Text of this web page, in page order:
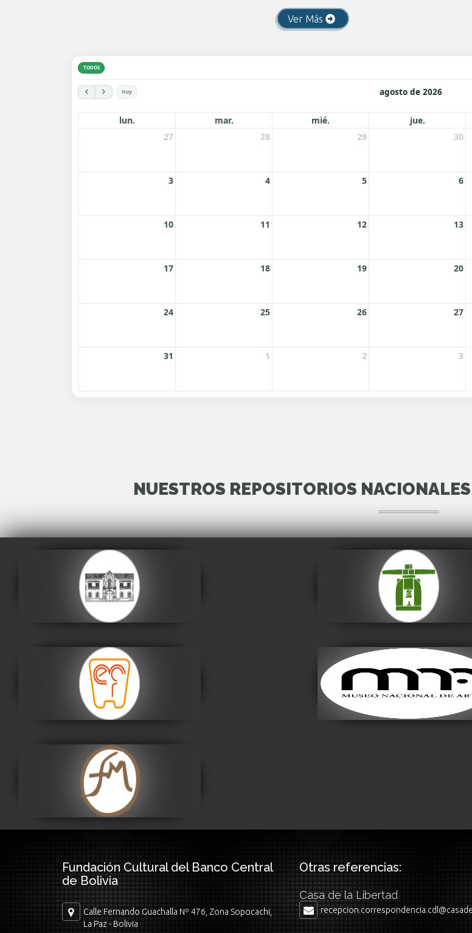
Ver Más
NUESTROS REPOSITORIOS
Casa de la Libertad
Visitar
Casa Nacional de
Moneda
Visitar
Museo Nacional de
Etnografía y Folklore
Visitar
Museo Nacional
Arte
Museo Fernando
Montes
Fundación Cultural del Banco Central
de Bolivia
Calle Fernando Guachalla Nº 476, Zona Sopocachi,
La Paz - Bolivia
Otras referencias:
Casa de la Libertad